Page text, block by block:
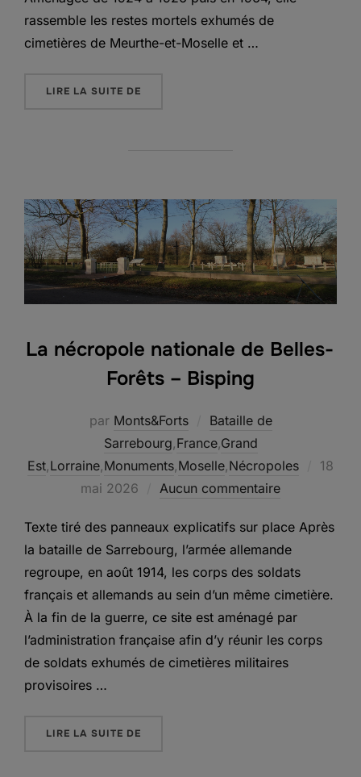
rassemble les restes mortels exhumés de
cimetières de Meurthe-et-Moselle et …
LIRE LA SUITE DE
La nécropole nationale de Belles-
Forêts – Bisping
par Monts&Forts
Bataille de
Sarrebourg,France,Grand
Est,Lorraine,Monuments,Moselle,Nécropoles
Publié
18
mai 2026
Aucun commentaire
Texte tiré des panneaux explicatifs sur place Après
la bataille de Sarrebourg, l’armée allemande
regroupe, en août 1914, les corps des soldats
français et allemands au sein d’un même cimetière.
À la fin de la guerre, ce site est aménagé par
l’administration française afin d’y réunir les corps
de soldats exhumés de cimetières militaires
provisoires …
LIRE LA SUITE DE